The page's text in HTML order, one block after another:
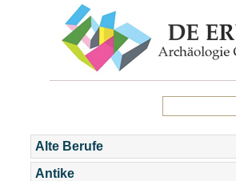
Alte Berufe
Antike